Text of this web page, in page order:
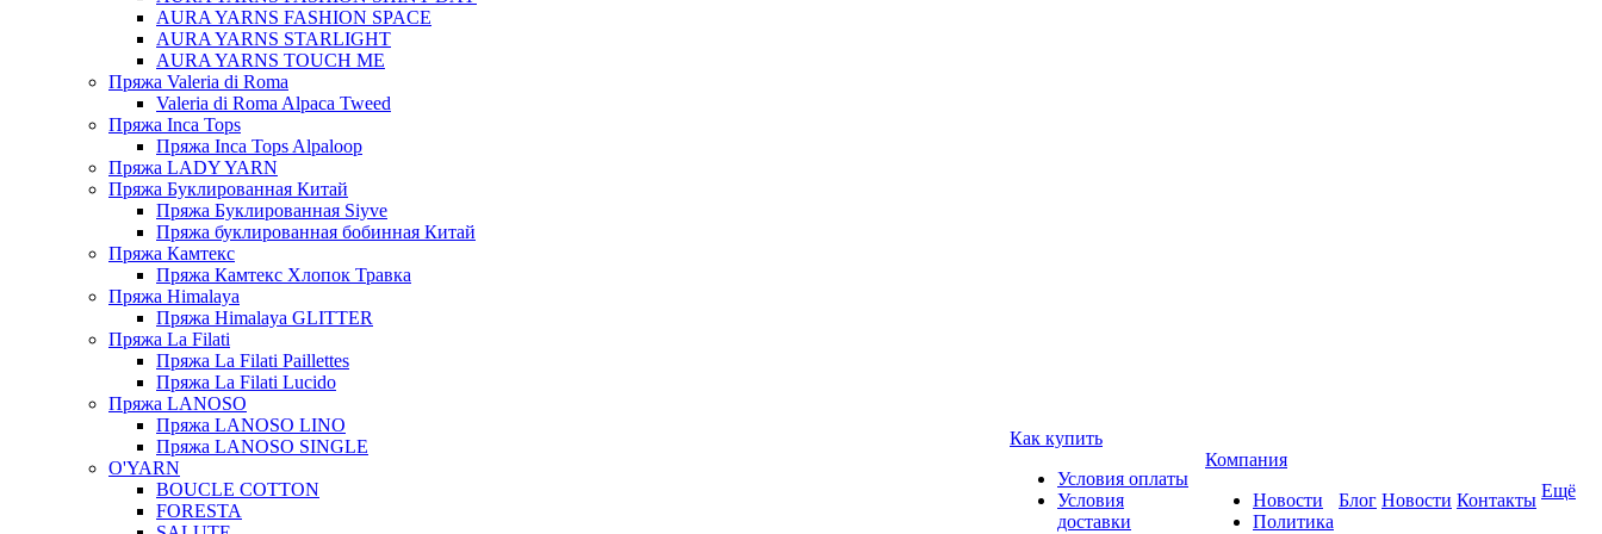
AURA YARNS FASHION SPACE
AURA YARNS STARLIGHT
AURA YARNS TOUCH ME
Пряжа Valeria di Roma
Valeria di Roma Alpaca Tweed
Пряжа Inca Tops
Пряжа Inca Tops Alpaloop
Пряжа LADY YARN
Пряжа Буклированная Китай
Пряжа Буклированная Siyve
Пряжа буклированная бобинная Китай
Пряжа Камтекс
Пряжа Камтекс Хлопок Травка
Пряжа Himalaya
Пряжа Himalaya GLITTER
Пряжа La Filati
Пряжа La Filati Paillettes
Пряжа La Filati Lucido
Пряжа LANOSO
Пряжа LANOSO LINO
Пряжа LANOSO SINGLE
O'YARN
BOUCLE COTTON
FORESTA
Как купить
Условия оплаты
Условия
доставки
Компания
Новости
Политика
Блог Новости Контакты Ещё